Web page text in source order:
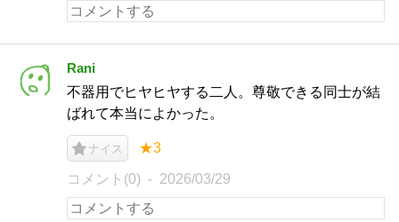
Rani
不器用でヒヤヒヤする二人。尊敬できる同士が結
ばれて本当によかった。
ナイス ★3
コメント(0) 2026/03/29